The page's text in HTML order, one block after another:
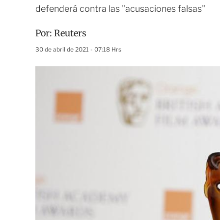
defenderá contra las "acusaciones falsas"
Por: Reuters
30 de abril de 2021 - 07:18 Hrs